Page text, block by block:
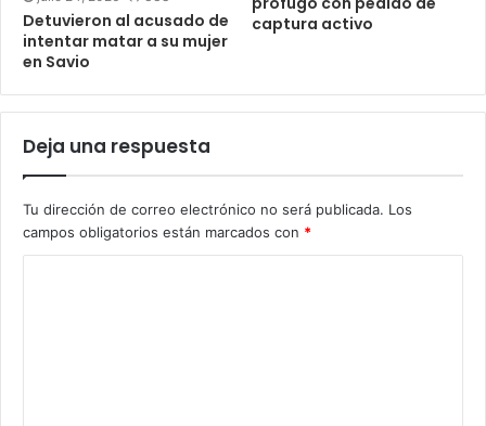
Detuvieron al acusado de
intentar matar a su mujer
en Savio
captura activo
Deja una respuesta
Tu dirección de correo electrónico no será publicada. Los
campos obligatorios están marcados con *